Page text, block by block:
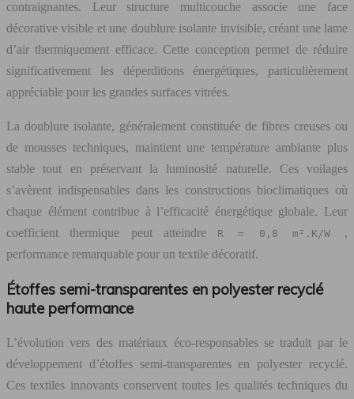
contraignantes. Leur structure multicouche associe une face
décorative visible et une doublure isolante invisible, créant une lame
d’air thermiquement efficace. Cette conception permet de réduire
significativement les déperditions énergétiques, particulièrement
appréciable pour les grandes surfaces vitrées.
La doublure isolante, généralement constituée de fibres creuses ou
de mousses techniques, maintient une température ambiante plus
stable tout en préservant la luminosité naturelle. Ces voilages
s’avèrent indispensables dans les constructions bioclimatiques où
chaque élément contribue à l’efficacité énergétique globale. Leur
coefficient thermique peut atteindre
R = 0,8 m².K/W ,
performance remarquable pour un textile décoratif.
Étoffes semi-transparentes en polyester recyclé
haute performance
L’évolution vers des matériaux éco-responsables se traduit par le
développement d’étoffes semi-transparentes en polyester recyclé.
Ces textiles innovants conservent toutes les qualités techniques du